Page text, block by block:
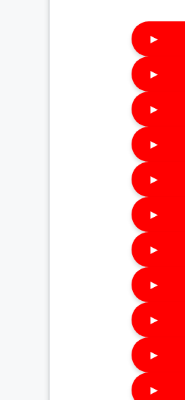
►
►
►
►
►
►
►
►
►
►
►